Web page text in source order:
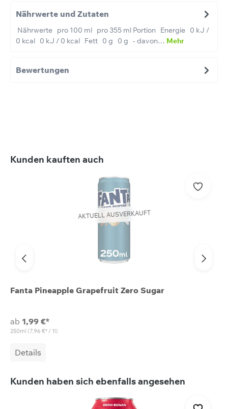
Nährwerte und Zutaten
Nährwerte pro 100 ml pro 355 ml Portion Energie 0 kJ /
0 kcal 0 kJ / 0 kcal Fett 0 g 0 g - davon… Mehr
Bewertungen
Produktgalerie überspringen
Kunden kauften auch
AKTUELL AUSVERKAUFT
Fanta Pineapple Grapefruit Zero Sugar
ab 1,99 €*
250ml (7,96 €* / 1l)
Details
Produktgalerie überspringen
Kunden haben sich ebenfalls angesehen